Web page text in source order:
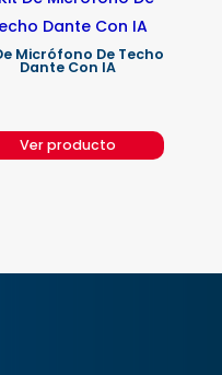
Micrófono De Techo
Dante Con IA
Ver producto